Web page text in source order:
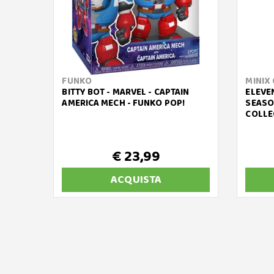
FUNKO
BITTY BOT - MARVEL - CAPTAIN
AMERICA MECH - FUNKO POP!
€ 23,99
ACQUISTA
MINIX